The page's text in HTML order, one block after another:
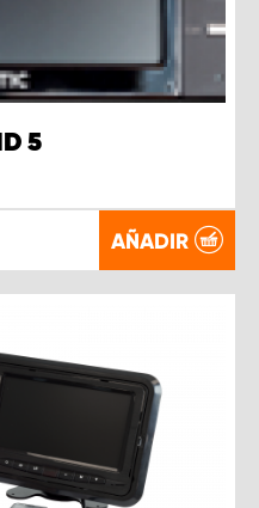
5
AÑADIR